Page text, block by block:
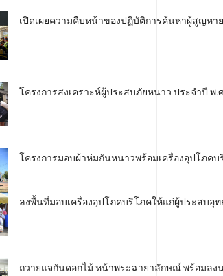
เปิดเผยความคืบหน้าของปฏิบัติการค้นหาผู้สูญหา
โครงการสงเคราะห์ผู้ประสบภัยหนาว ประจำปี
โครงการมอบผ้าห่มกันหนาวพร้อมเครื่องอุปโภค
ลงพื้นที่มอบเครื่องอุปโภคบริโภคให้แก่ผู้ประสบอุ
ถวายแจกันดอกไม้ หน้าพระฉายาลักษณ์ พร้อมลง